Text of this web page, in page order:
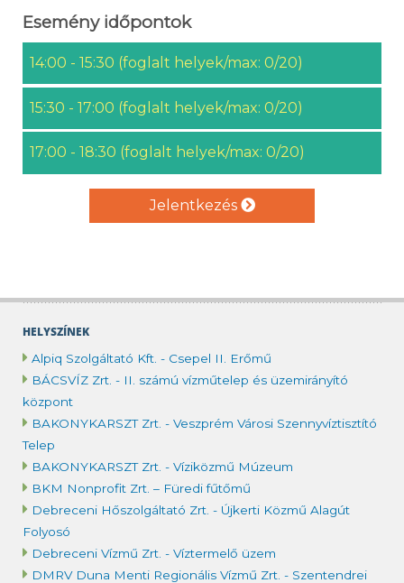
HELYSZÍNEK
Alpiq Szolgáltató Kft. - Csepel II. Erőmű
BÁCSVÍZ Zrt. - II. számú vízműtelep és üzemirányító
központ
BAKONYKARSZT Zrt. - Veszprém Városi Szennyvíztisztító
Telep
BAKONYKARSZT Zrt. - Víziközmű Múzeum
BKM Nonprofit Zrt. – Füredi fűtőmű
Debreceni Hőszolgáltató Zrt. - Újkerti Közmű Alagút
Folyosó
Debreceni Vízmű Zrt. - Víztermelő üzem
DMRV Duna Menti Regionális Vízmű Zrt. - Szentendrei
Esemény időpontok
14:00 - 15:30 (foglalt helyek/max: 0/20)
15:30 - 17:00 (foglalt helyek/max: 0/20)
17:00 - 18:30 (foglalt helyek/max: 0/20)
Jelentkezés